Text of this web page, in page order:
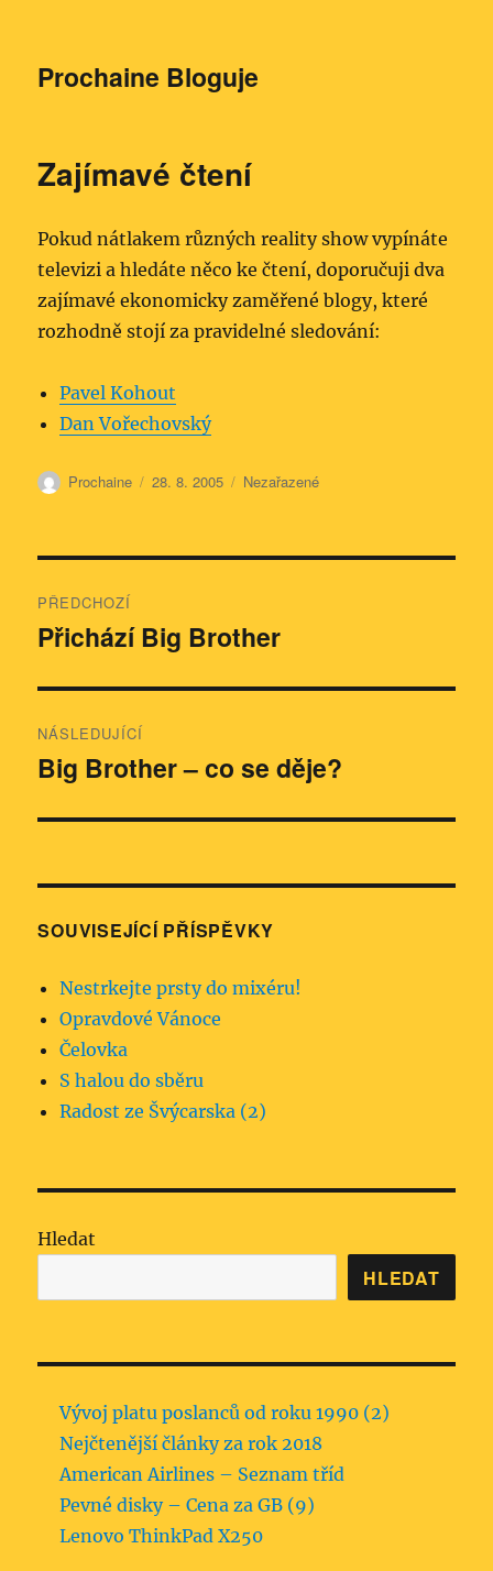
Prochaine Bloguje
Zajímavé čtení
Pokud nátlakem různých reality show vypínáte
televizi a hledáte něco ke čtení, doporučuji dva
zajímavé ekonomicky zaměřené blogy, které
rozhodně stojí za pravidelné sledování:
Pavel Kohout
Dan Vořechovský
Autor:
Prochaine Publikováno:
28. 8. 2005 Rubriky:
Nezařazené
pro
PŘEDCHOZÍ
Předchozí
Přichází Big Brother
NÁSLEDUJÍCÍ
Následující
Big Brother – co se děje?
SOUVISEJÍCÍ PŘÍSPĚVKY
Nestrkejte prsty do mixéru!
Opravdové Vánoce
Čelovka
S halou do sběru
Radost ze Švýcarska (2)
Hledat
HLEDAT
Vývoj platu poslanců od roku 1990 (2)
Nejčtenější články za rok 2018
American Airlines – Seznam tříd
Pevné disky – Cena za GB (9)
Lenovo ThinkPad X250